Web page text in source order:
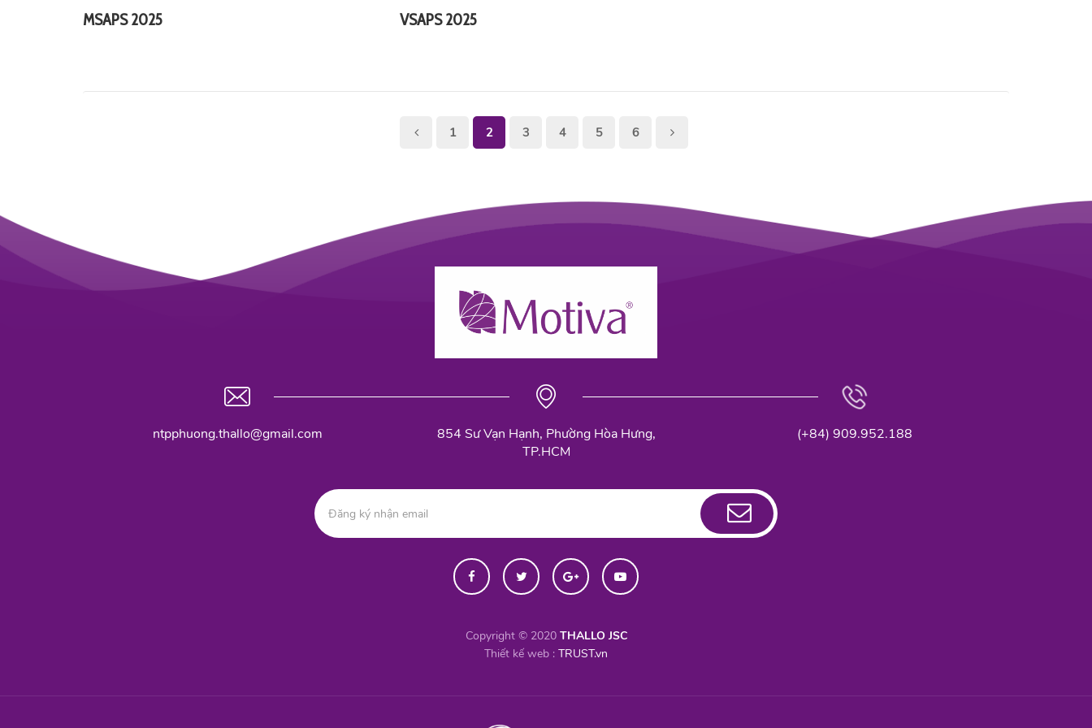
MSAPS 2025 VSAPS 2025
1 2 3 4 5 6
ntpphuong.thallo@gmail.com
854 Sư Vạn Hạnh, Phường Hòa Hưng,
TP.HCM
(+84) 909.952.188
Copyright © 2020 THALLO JSC
Thiết kế web : TRUST.vn